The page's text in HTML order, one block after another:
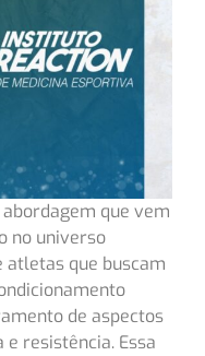
que vem
no universo
que buscam
de aspectos
resistência. Essa